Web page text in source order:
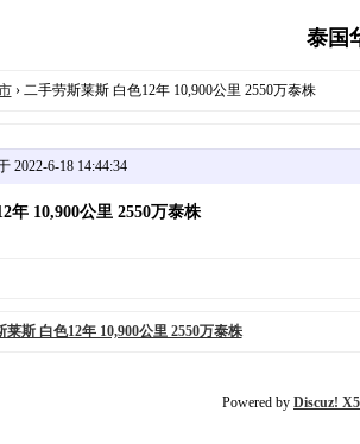
泰国
› 二手劳斯莱斯 白色12年 10,900公里 2550万泰株
2022-6-18 14:44:34
年 10,900公里 2550万泰株
莱斯 白色12年 10,900公里 2550万泰株
Powered by Discuz!